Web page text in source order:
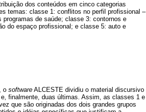
dos conteúdos em cinco categorias
temas: classe 1: conflitos no perfil profissional –
de saúde; classe 3: contornos e
do espaço profissional; e classe 5: auto e
o software ALCESTE dividiu o material discursivo
finalmente, duas últimas. Assim, as classes 1 e
que são originadas dos dois grandes grupos